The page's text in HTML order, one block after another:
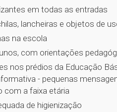
em todas as entradas
lancheiras e objetos de
na escola
com orientações
nos prédios da Educação
- pequenas
com a faixa etária
de higienização